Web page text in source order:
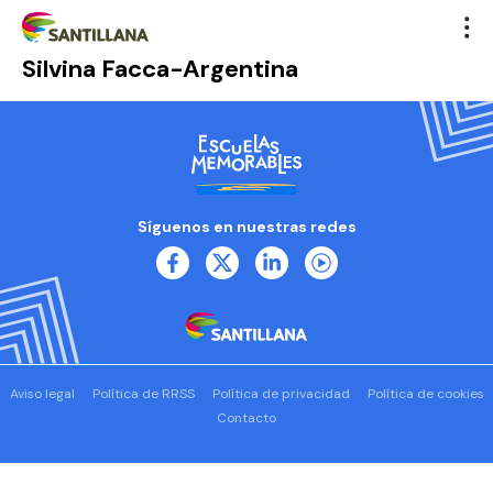
Silvina Facca-Argentina
Síguenos en nuestras redes
Aviso legal Política de RRSS Política de privacidad
Política de cookies
Contacto